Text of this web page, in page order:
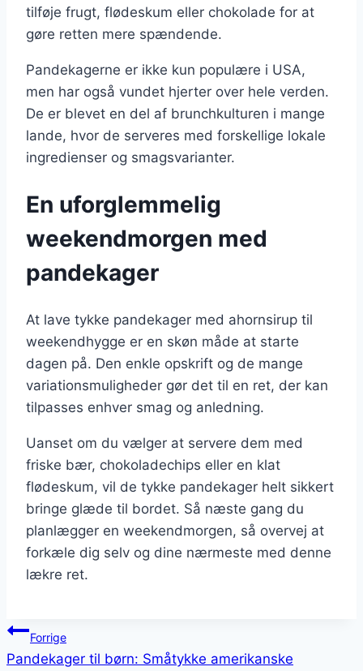
tilføje frugt, flødeskum eller chokolade for at
gøre retten mere spændende.
Pandekagerne er ikke kun populære i USA,
men har også vundet hjerter over hele verden.
De er blevet en del af brunchkulturen i mange
lande, hvor de serveres med forskellige lokale
ingredienser og smagsvarianter.
En uforglemmelig
weekendmorgen med
pandekager
At lave tykke pandekager med ahornsirup til
weekendhygge er en skøn måde at starte
dagen på. Den enkle opskrift og de mange
variationsmuligheder gør det til en ret, der kan
tilpasses enhver smag og anledning.
Uanset om du vælger at servere dem med
friske bær, chokoladechips eller en klat
flødeskum, vil de tykke pandekager helt sikkert
bringe glæde til bordet. Så næste gang du
planlægger en weekendmorgen, så overvej at
forkæle dig selv og dine nærmeste med denne
lækre ret.
Indlægsnavigation
Forrige
Pandekager til børn: Småtykke amerikanske